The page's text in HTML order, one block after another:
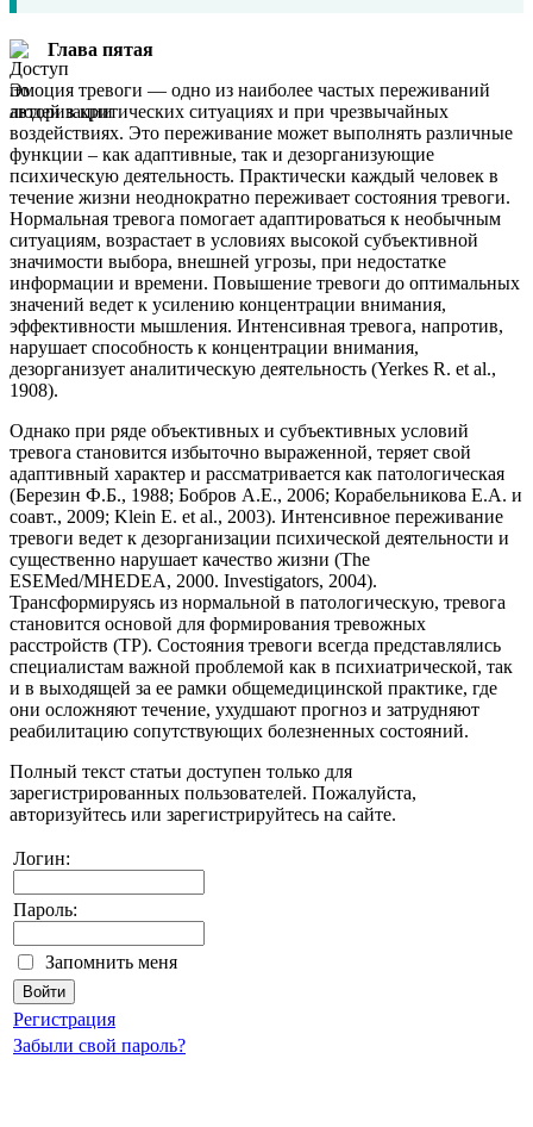
Глава пятая
Эмоция тревоги — одно из наиболее частых переживаний
людей в критических ситуациях и при чрезвычайных
воздействиях. Это переживание может выполнять различные
функции – как адаптивные, так и дезорганизующие
психическую деятельность. Практически каждый человек в
течение жизни неоднократно переживает состояния тревоги.
Нормальная тревога помогает адаптироваться к необычным
ситуациям, возрастает в условиях высокой субъективной
значимости выбора, внешней угрозы, при недостатке
информации и времени. Повышение тревоги до оптимальных
значений ведет к усилению концентрации внимания,
эффективности мышления. Интенсивная тревога, напротив,
нарушает способность к концентрации внимания,
дезорганизует аналитическую деятельность (Yerkes R. et al.,
1908).
Однако при ряде объективных и субъективных условий
тревога становится избыточно выраженной, теряет свой
адаптивный характер и рассматривается как патологическая
(Березин Ф.Б., 1988; Бобров А.Е., 2006; Корабельникова Е.А. и
соавт., 2009; Klein E. et al., 2003). Интенсивное переживание
тревоги ведет к дезорганизации психической деятельности и
существенно нарушает качество жизни (The
ESEMed/MHEDEA, 2000. Investigators, 2004).
Трансформируясь из нормальной в патологическую, тревога
становится основой для формирования тревожных
расстройств (ТР). Состояния тревоги всегда представлялись
специалистам важной проблемой как в психиатрической, так
и в выходящей за ее рамки общемедицинской практике, где
они осложняют течение, ухудшают прогноз и затрудняют
реабилитацию сопутствующих болезненных состояний.
Полный текст статьи доступен только для
зарегистрированных пользователей. Пожалуйста,
авторизуйтесь или зарегистрируйтесь на сайте.
Логин:
Пароль:
Запомнить меня
Регистрация
Забыли свой пароль?